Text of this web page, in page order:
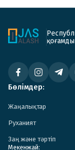
Бөлімдер:
Жаңалықтар
Руханият
Заң және тәртіп
Мекенжай: